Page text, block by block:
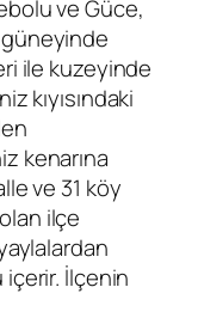
ve Güce,
güneyinde
ile kuzeyinde
kıyısındaki
kenarına
ve 31 köy
ilçe
İlçenin